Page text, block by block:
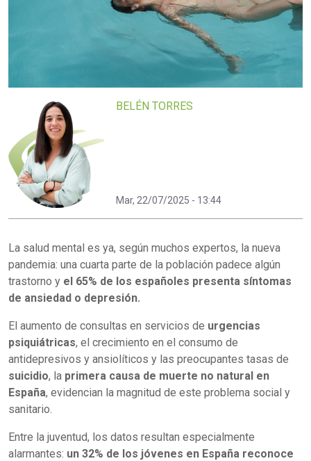
BELÉN TORRES
Mar, 22/07/2025 - 13:44
La salud mental es ya, según muchos expertos, la nueva
pandemia: una cuarta parte de la población padece algún
trastorno y el 65% de los españoles presenta síntomas
de ansiedad o depresión.
El aumento de consultas en servicios de urgencias
psiquiátricas, el crecimiento en el consumo de
antidepresivos y ansiolíticos y las preocupantes tasas de
suicidio, la primera causa de muerte no natural en
España, evidencian la magnitud de este problema social y
sanitario.
Entre la juventud, los datos resultan especialmente
alarmantes: un 32% de los jóvenes en España reconoce